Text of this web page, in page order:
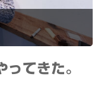
てきた。